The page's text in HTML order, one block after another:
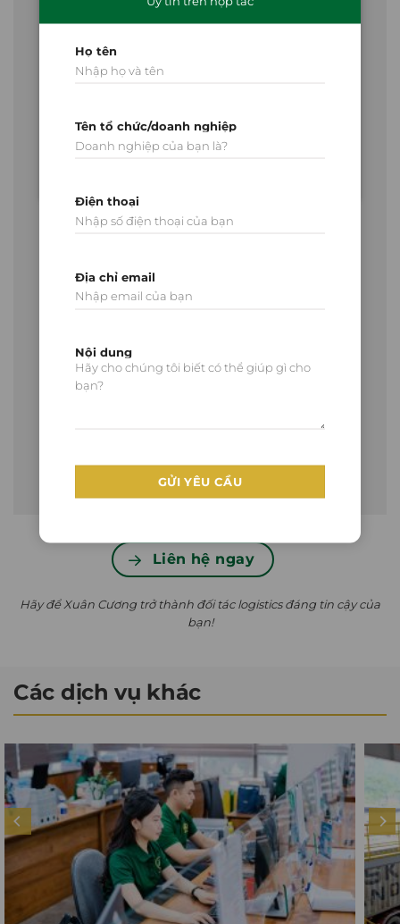
nghiệm logistics liền mạch từ điểm xuất phát đến
điểm đích cuối cùng. Khách hàng chỉ cần cung cấp
thông tin, chúng tôi sẽ lo toàn bộ quy trình:
hàng.
Vận chuyển qua cửa khẩu hoặc ga quốc tế.
Liên hệ ngay
Hãy để Xuân Cương trở thành đối tác logistics đáng tin cậy của
bạn!
Các dịch vụ khác
Họ tên
Tên tổ chức/doanh nghiệp
Điện thoại
Địa chỉ email
Nội dung